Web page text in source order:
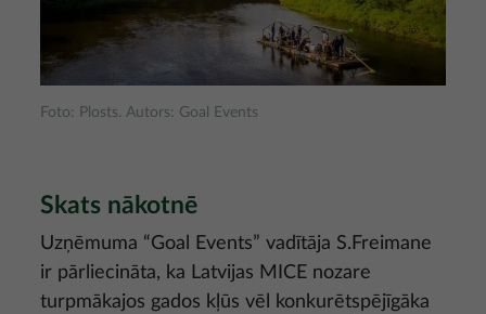
Foto: Plosts. Autors: Goal Events
Skats nākotnē
Uzņēmuma “Goal Events” vadītāja S.Freimane
ir pārliecināta, ka Latvijas MICE nozare
turpmākajos gados kļūs vēl konkurētspējīgāka